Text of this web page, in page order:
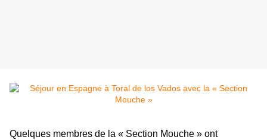
Quelques membres de la « Section Mouche » ont